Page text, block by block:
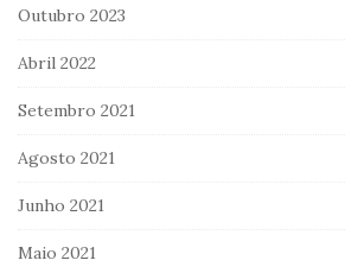
Outubro 2023
Abril 2022
Setembro 2021
Agosto 2021
Junho 2021
Maio 2021